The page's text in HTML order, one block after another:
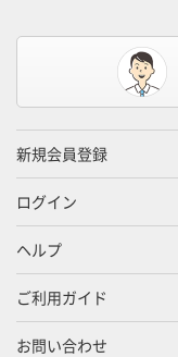
新規会員登録
ログイン
ヘルプ
ご利用ガイド
お問い合わせ